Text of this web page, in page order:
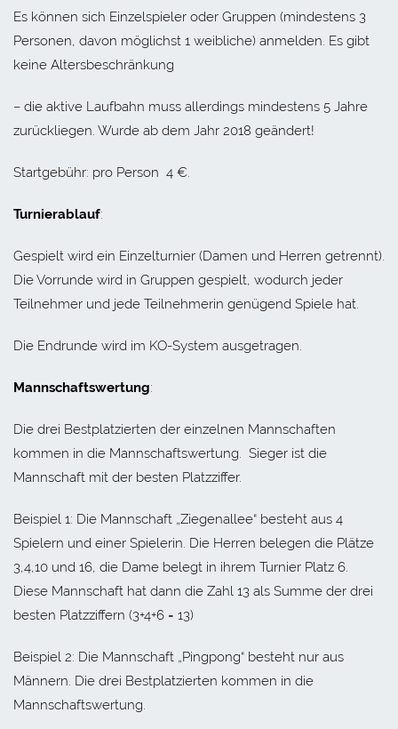
Es können sich Einzelspieler oder Gruppen (mindestens 3
Personen, davon möglichst 1 weibliche) anmelden. Es gibt
keine Altersbeschränkung
– die aktive Laufbahn muss allerdings mindestens 5 Jahre
zurückliegen. Wurde ab dem Jahr 2018 geändert!
Startgebühr: pro Person 4 €.
Turnierablauf:
Gespielt wird ein Einzelturnier (Damen und Herren getrennt).
Die Vorrunde wird in Gruppen gespielt, wodurch jeder
Teilnehmer und jede Teilnehmerin genügend Spiele hat.
Die Endrunde wird im KO-System ausgetragen.
Mannschaftswertung:
Die drei Bestplatzierten der einzelnen Mannschaften
kommen in die Mannschaftswertung. Sieger ist die
Mannschaft mit der besten Platzziffer.
Beispiel 1: Die Mannschaft „Ziegenallee“ besteht aus 4
Spielern und einer Spielerin. Die Herren belegen die Plätze
3,4,10 und 16, die Dame belegt in ihrem Turnier Platz 6.
Diese Mannschaft hat dann die Zahl 13 als Summe der drei
besten Platzziffern (3+4+6 = 13)
Beispiel 2: Die Mannschaft „Pingpong“ besteht nur aus
Männern. Die drei Bestplatzierten kommen in die
Mannschaftswertung.